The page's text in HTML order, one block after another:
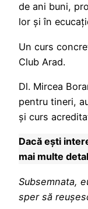
de ani buni,
lor și în
Un curs
Club Arad.
Dl. Mircea
pentru tineri,
și curs
Dacă ești
mai multe
Subsemnata,
sper să